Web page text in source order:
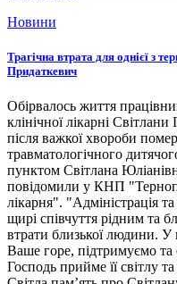
Новини
Трагічна втрата для однієї з
Придаткевич
Обірвалось життя
клінічної лікарні
після важкої хвороби
травматологічного
пунктом Світлана
повідомили у КНП
лікарня". "Адміністрація
щирі співчуття рідним та
втрати близької людини.
Ваше горе, підтримуємо
Господь прийме її світлу